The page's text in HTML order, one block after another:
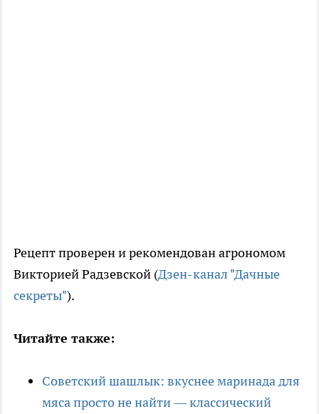
Рецепт проверен и рекомендован агрономом
Викторией Радзевской (Дзен-канал "Дачные
секреты").
Читайте также:
Советский шашлык: вкуснее маринада для
мяса просто не найти — классический